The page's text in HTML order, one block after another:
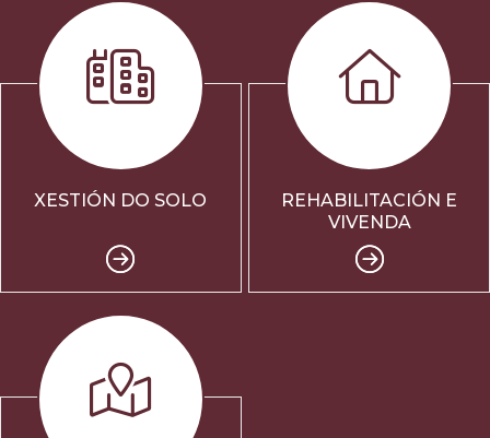
XESTIÓN DO SOLO
REHABILITACIÓN E
VIVENDA